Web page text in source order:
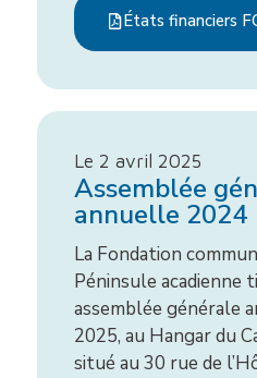
États financiers
Le 2 avril 2025
Assemblée
annuelle 2024
La Fondation
Péninsule acadienne
assemblée générale
2025, au Hangar du
situé au 30 rue de